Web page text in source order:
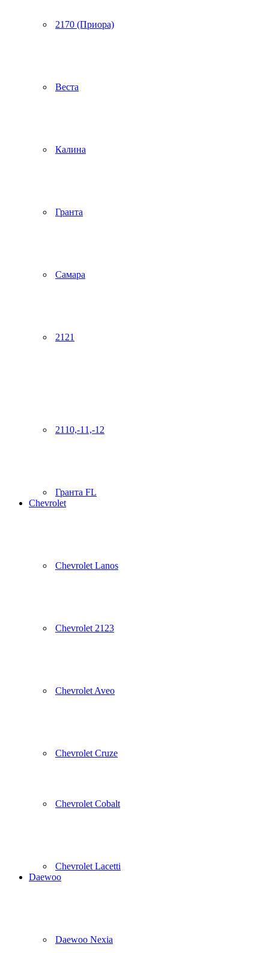
2170 (Приора)
Веста
Калина
Гранта
Самара
2121
2110,-11,-12
Гранта FL
Chevrolet
Chevrolet Lanos
Chevrolet 2123
Chevrolet Aveo
Chevrolet Cruze
Chevrolet Cobalt
Chevrolet Lacetti
Daewoo
Daewoo Nexia